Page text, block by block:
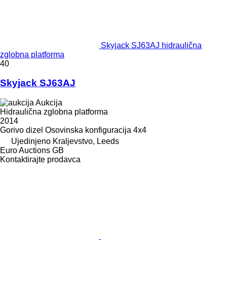
Skyjack SJ63AJ hidraulična
zglobna platforma
40
Skyjack SJ63AJ
Aukcija
Hidraulična zglobna platforma
2014
Gorivo dizel Osovinska konfiguracija 4x4
Ujedinjeno Kraljevstvo, Leeds
Euro Auctions GB
Kontaktirajte prodavca